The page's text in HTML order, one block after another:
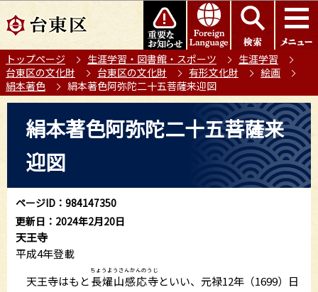
の
ー
ジ
の
このページの本文へ移動
トップページ 生涯学習・図書館・スポーツ
生涯学習
台東区の文化財
台東区の文化財 有形文化財
絵画
絹本著色
絹本著色阿弥陀二十五菩薩来迎図
ら
絹本著色阿弥陀二十五菩薩来
迎図
ページID：984147350
更新日：2024年2月20日
天王寺
平成4年登載
天王寺はもと長燿山感応寺
ちょうようさんかんのうじ
といい、元禄12年（1699）日